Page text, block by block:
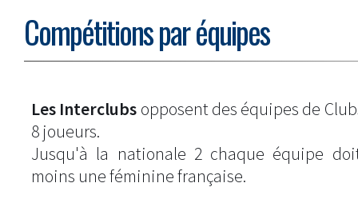
Compétitions par équipes
Les Interclubs opposent des équipes de
8 joueurs.
Jusqu'à la nationale 2 chaque équipe
moins une féminine française.